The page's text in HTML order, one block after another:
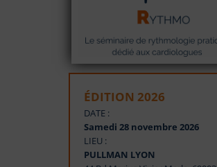
ÉDITION 2026
DATE :
Samedi 28 novembre 2026
LIEU :
PULLMAN LYON